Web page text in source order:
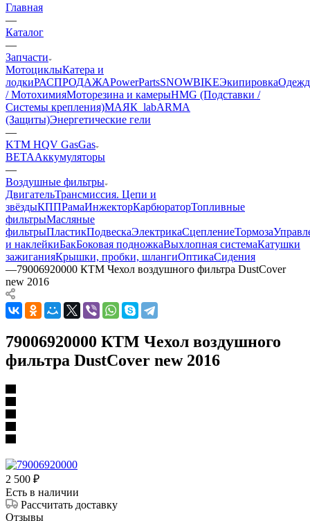
Главная
—
Каталог
—
Запчасти
МотоциклыКатера и
лодкиРАСПРОДАЖАPowerPartsSNOWBIKEЭкипировка
/ МотохимияМоторезина и камерыHMG (Подставки /
Системы крепления)МАЯК_labARMA
(Защиты)Энергетические гели
—
KTM HQV GasGas
BETAАккумуляторы
—
Воздушные фильтры
ДвигательТрансмиссия. Цепи и
звёздыКППРамаИнжекторКарбюраторТопливные
фильтрыМасляные
фильтрыПластикПодвескаЭлектрикаСцеплениеТормоза
и наклейкиБакБоковая подножкаВыхлопная системаКатушки
зажиганияКрышки, пробки, шлангиОптикаСидения
—79006920000 КТМ Чехол воздушного фильтра DustCover
new 2016
79006920000 КТМ Чехол воздушного
фильтра DustCover new 2016
2 500 ₽
Есть в наличии
Рассчитать доставку
Отзывы